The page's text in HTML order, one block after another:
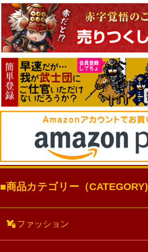
商品カテゴリー（CATEGORY)
ファッション